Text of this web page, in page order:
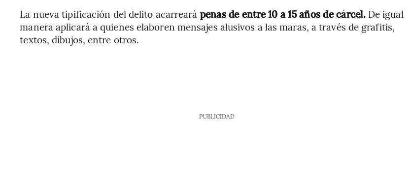
La nueva tipificación del delito acarreará penas de entre 10 a 15 años de cárcel.De igual
manera aplicará a quienes elaboren mensajes alusivos a las maras, a través de grafitis,
textos, dibujos, entre otros.
PUBLICIDAD